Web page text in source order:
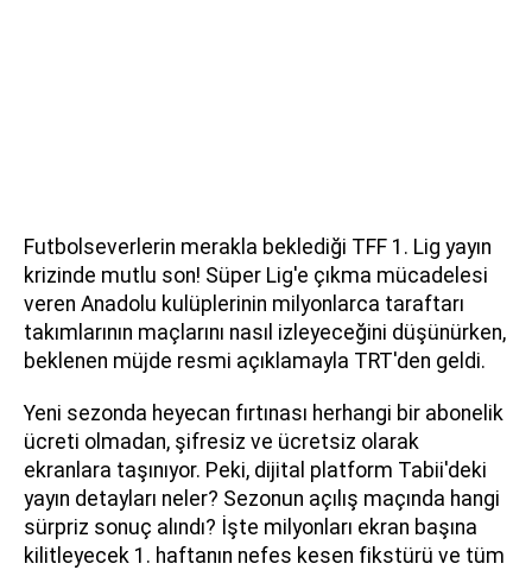
Futbolseverlerin merakla beklediği TFF 1. Lig yayın
krizinde mutlu son! Süper Lig'e çıkma mücadelesi
veren Anadolu kulüplerinin milyonlarca taraftarı
takımlarının maçlarını nasıl izleyeceğini düşünürken,
beklenen müjde resmi açıklamayla TRT'den geldi.
Yeni sezonda heyecan fırtınası herhangi bir abonelik
ücreti olmadan, şifresiz ve ücretsiz olarak
ekranlara taşınıyor. Peki, dijital platform Tabii'deki
yayın detayları neler? Sezonun açılış maçında hangi
sürpriz sonuç alındı? İşte milyonları ekran başına
kilitleyecek 1. haftanın nefes kesen fikstürü ve tüm